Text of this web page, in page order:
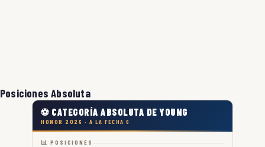
Posiciones Absoluta
⚽ CATEGORÍA ABSOLUTA DE YOUNG
HONOR 2026 · A LA FECHA 6
📊 POSICIONES